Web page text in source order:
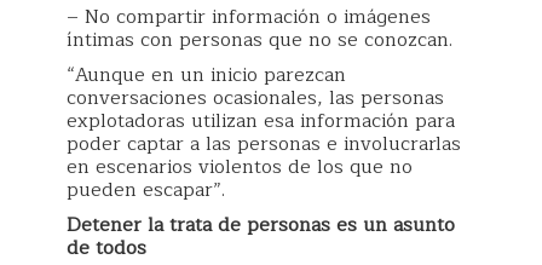
– No compartir información o imágenes
íntimas con personas que no se conozcan.
“Aunque en un inicio parezcan
conversaciones ocasionales, las personas
explotadoras utilizan esa información para
poder captar a las personas e involucrarlas
en escenarios violentos de los que no
pueden escapar”.
Detener la trata de personas es un asunto
de todos